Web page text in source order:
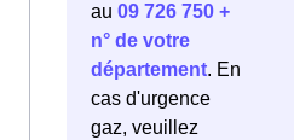
au 09 726 750 +
n° de votre
département. En
cas d'urgence
gaz, veuillez